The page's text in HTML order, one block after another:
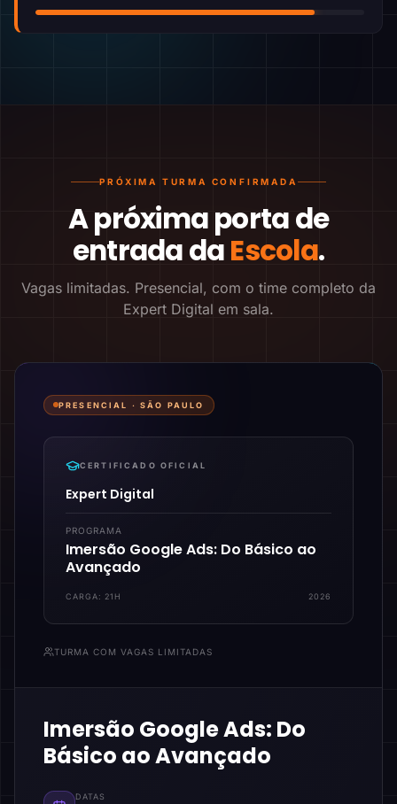
PRÓXIMA TURMA CONFIRMADA
A próxima porta de
entrada daEscola.
Vagas limitadas. Presencial, com o time completo da
Expert Digital em sala.
PRESENCIAL ·SÃO PAULO
CERTIFICADO OFICIAL
Expert Digital
PROGRAMA
Imersão Google Ads: Do Básico ao
Avançado
CARGA: 21H 2026
TURMA COM VAGAS LIMITADAS
Imersão Google Ads: Do
Básico ao Avançado
DATAS